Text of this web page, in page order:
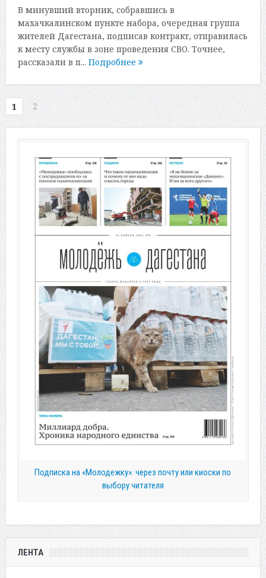
В минувший вторник, собравшись в
махачкалинском пункте набора, очередная группа
жителей Дагестана, подписав контракт, отправилась
к месту службы в зоне проведения СВО. Точнее,
рассказали в п... Подробнее
1 2
Подписка на «Молодежку»: через почту или киоски по
выбору читателя
ЛЕНТА